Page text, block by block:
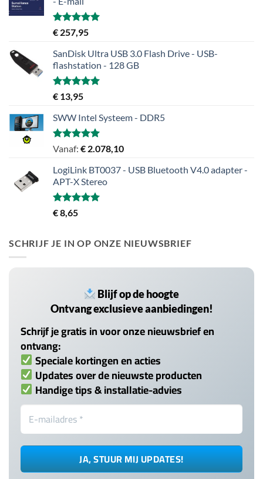
Gewaardeerd
uit 5
€ 257,95
SanDisk Ultra USB 3.0 Flash Drive - USB-
flashstation - 128 GB
Gewaardeerd
uit 5
€ 13,95
SWW Intel Systeem - DDR5
Gewaardeerd
Vanaf: € 2.078,10
LogiLink BT0037 - USB Bluetooth V4.0 adapter -
APT-X Stereo
Gewaardeerd
5.00
€8,65
SCHRIJF JE IN OP ONZE NIEUWSBRIEF
Blijf op de hoogte
Ontvang exclusieve aanbiedingen!
Schrijf je gratis in voor onze nieuwsbrief en
ontvang:
Speciale kortingen en acties
Updates over de nieuwste producten
Handige tips & installatie-advies